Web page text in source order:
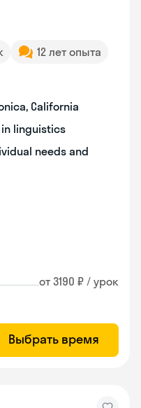
12 лет опыта
California
in linguistics
needs and
от 3190 ₽ / урок
Выбрать время